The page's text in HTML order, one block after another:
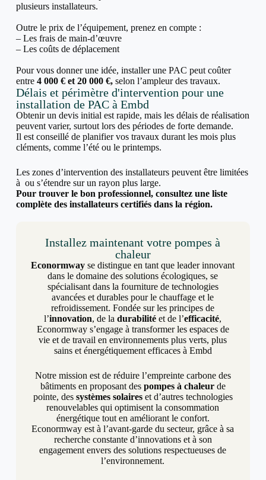
plusieurs installateurs.
Outre le prix de l’équipement, prenez en compte :
– Les frais de main-d’œuvre
– Les coûts de déplacement
Pour vous donner une idée, installer une PAC peut coûter
entre 4 000 € et 20 000 €,selon l’ampleur des travaux.
Délais et périmètre d'intervention pour une
installation de PAC à Embd
Obtenir un devis initial est rapide, mais les délais de réalisation
peuvent varier, surtout lors des périodes de forte demande.
Il est conseillé de planifier vos travaux durant les mois plus
cléments, comme l’été ou le printemps.
Les zones d’intervention des installateurs peuvent être limitées
à ou s’étendre sur un rayon plus large.
Pour trouver le bon professionnel, consultez une liste
complète des installateurs certifiés dans la région.
Installez maintenant votre pompes à
chaleur
Econormway se distingue en tant que leader innovant
dans le domaine des solutions écologiques, se
spécialisant dans la fourniture de technologies
avancées et durables pour le chauffage et le
refroidissement. Fondée sur les principes de
l’innovation, de ladurabilité et de l’efficacité,
Econormway s’engage à transformer les espaces de
vie et de travail en environnements plus verts, plus
sains et énergétiquement efficaces à Embd
Notre mission est de réduire l’empreinte carbone des
bâtiments en proposant des pompes à chaleurde
pointe, des systèmes solaireset d’autres technologies
renouvelables qui optimisent la consommation
énergétique tout en améliorant le confort.
Econormway est à l’avant-garde du secteur, grâce à sa
recherche constante d’innovations et à son
engagement envers des solutions respectueuses de
l’environnement.